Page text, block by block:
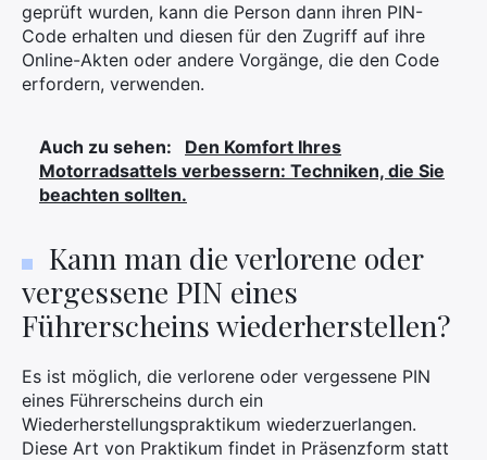
geprüft wurden, kann die Person dann ihren PIN-
Code erhalten und diesen für den Zugriff auf ihre
Online-Akten oder andere Vorgänge, die den Code
erfordern, verwenden.
Auch zu sehen:
Den Komfort Ihres
Motorradsattels verbessern: Techniken, die Sie
beachten sollten.
Kann man die verlorene oder
vergessene PIN eines
Führerscheins wiederherstellen?
Es ist möglich, die verlorene oder vergessene PIN
eines Führerscheins durch ein
Wiederherstellungspraktikum wiederzuerlangen.
Diese Art von Praktikum findet in Präsenzform statt